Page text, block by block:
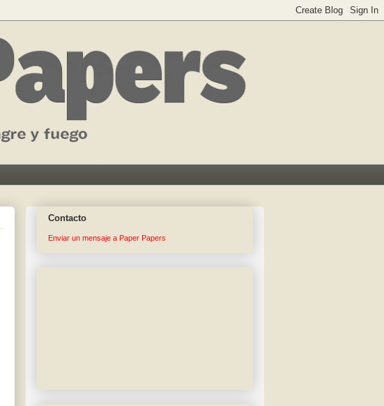
Contacto
Enviar un mensaje a Paper Papers